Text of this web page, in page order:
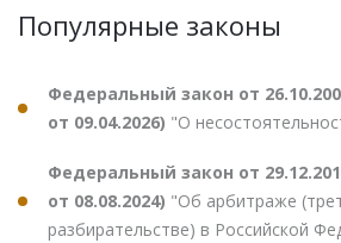
Популярные законы
Федеральный закон от
от 09.04.2026) "О
Федеральный закон от
от 08.08.2024) "Об арбитраже
разбирательстве) в Российской